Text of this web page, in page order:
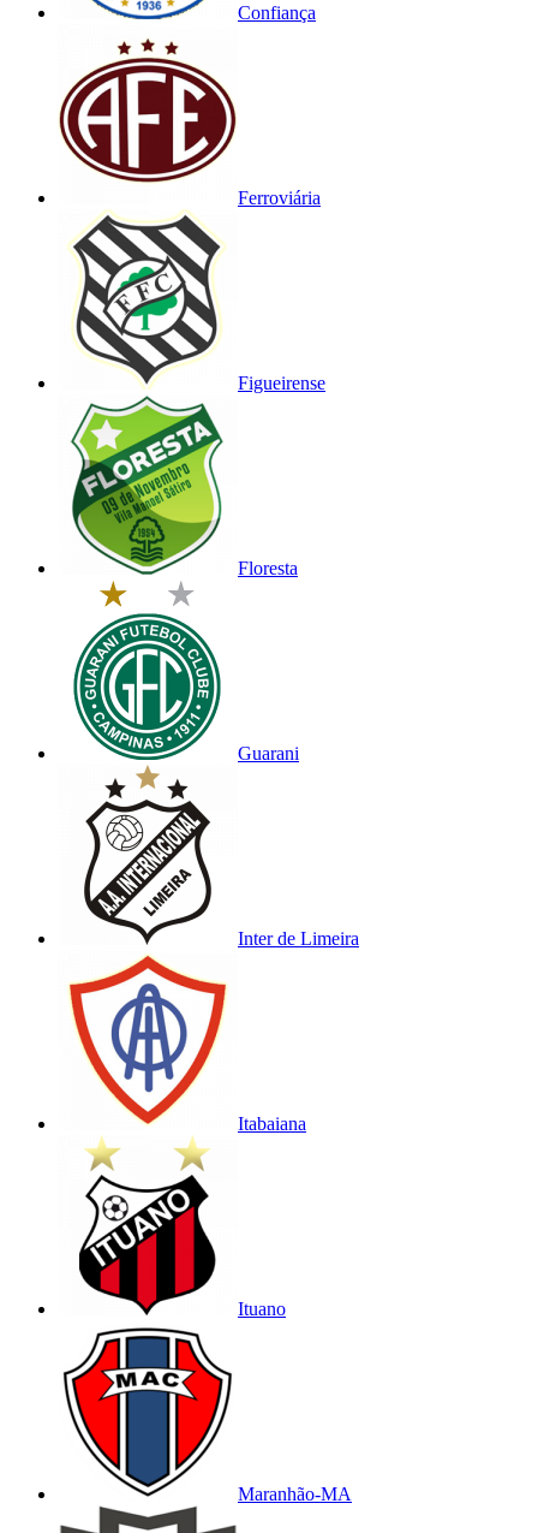
Confiança
Ferroviária
Figueirense
Floresta
Guarani
Inter de Limeira
Itabaiana
Ituano
Maranhão-MA